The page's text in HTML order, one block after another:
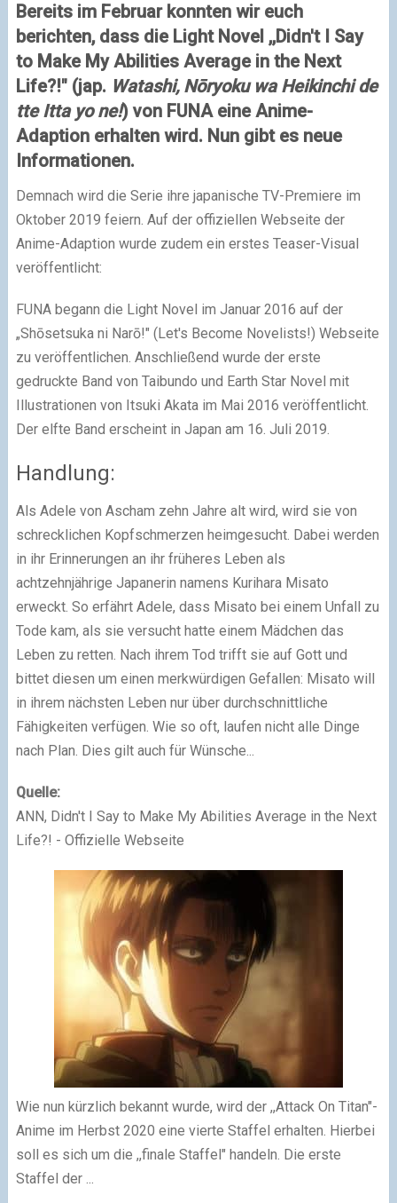
Bereits im Februar konnten wir euch
berichten, dass die Light Novel ,,Didn't I Say
to Make My Abilities Average in the Next
Life?!" (jap. Watashi, Nōryoku wa Heikinchi de
tte Itta yo ne!) von FUNA eine Anime-
Adaption erhalten wird. Nun gibt es neue
Informationen.
Demnach wird die Serie ihre japanische TV-Premiere im
Oktober 2019 feiern. Auf der offiziellen Webseite der
Anime-Adaption wurde zudem ein erstes Teaser-Visual
veröffentlicht:
FUNA begann die Light Novel im Januar 2016 auf der
„Shōsetsuka ni Narō!" (Let's Become Novelists!) Webseite
zu veröffentlichen. Anschließend wurde der erste
gedruckte Band von Taibundo und Earth Star Novel mit
Illustrationen von Itsuki Akata im Mai 2016 veröffentlicht.
Der elfte Band erscheint in Japan am 16. Juli 2019.
Handlung:
Als Adele von Ascham zehn Jahre alt wird, wird sie von
schrecklichen Kopfschmerzen heimgesucht. Dabei werden
in ihr Erinnerungen an ihr früheres Leben als
achtzehnjährige Japanerin namens Kurihara Misato
erweckt. So erfährt Adele, dass Misato bei einem Unfall zu
Tode kam, als sie versucht hatte einem Mädchen das
Leben zu retten. Nach ihrem Tod trifft sie auf Gott und
bittet diesen um einen merkwürdigen Gefallen: Misato will
in ihrem nächsten Leben nur über durchschnittliche
Fähigkeiten verfügen. Wie so oft, laufen nicht alle Dinge
nach Plan. Dies gilt auch für Wünsche...
Quelle:
ANN, Didn't I Say to Make My Abilities Average in the Next
Life?! - Offizielle Webseite
Wie nun kürzlich bekannt wurde, wird der ,,Attack On Titan"-
Anime im Herbst 2020 eine vierte Staffel erhalten. Hierbei
soll es sich um die ,,finale Staffel" handeln. Die erste
Staffel der ...